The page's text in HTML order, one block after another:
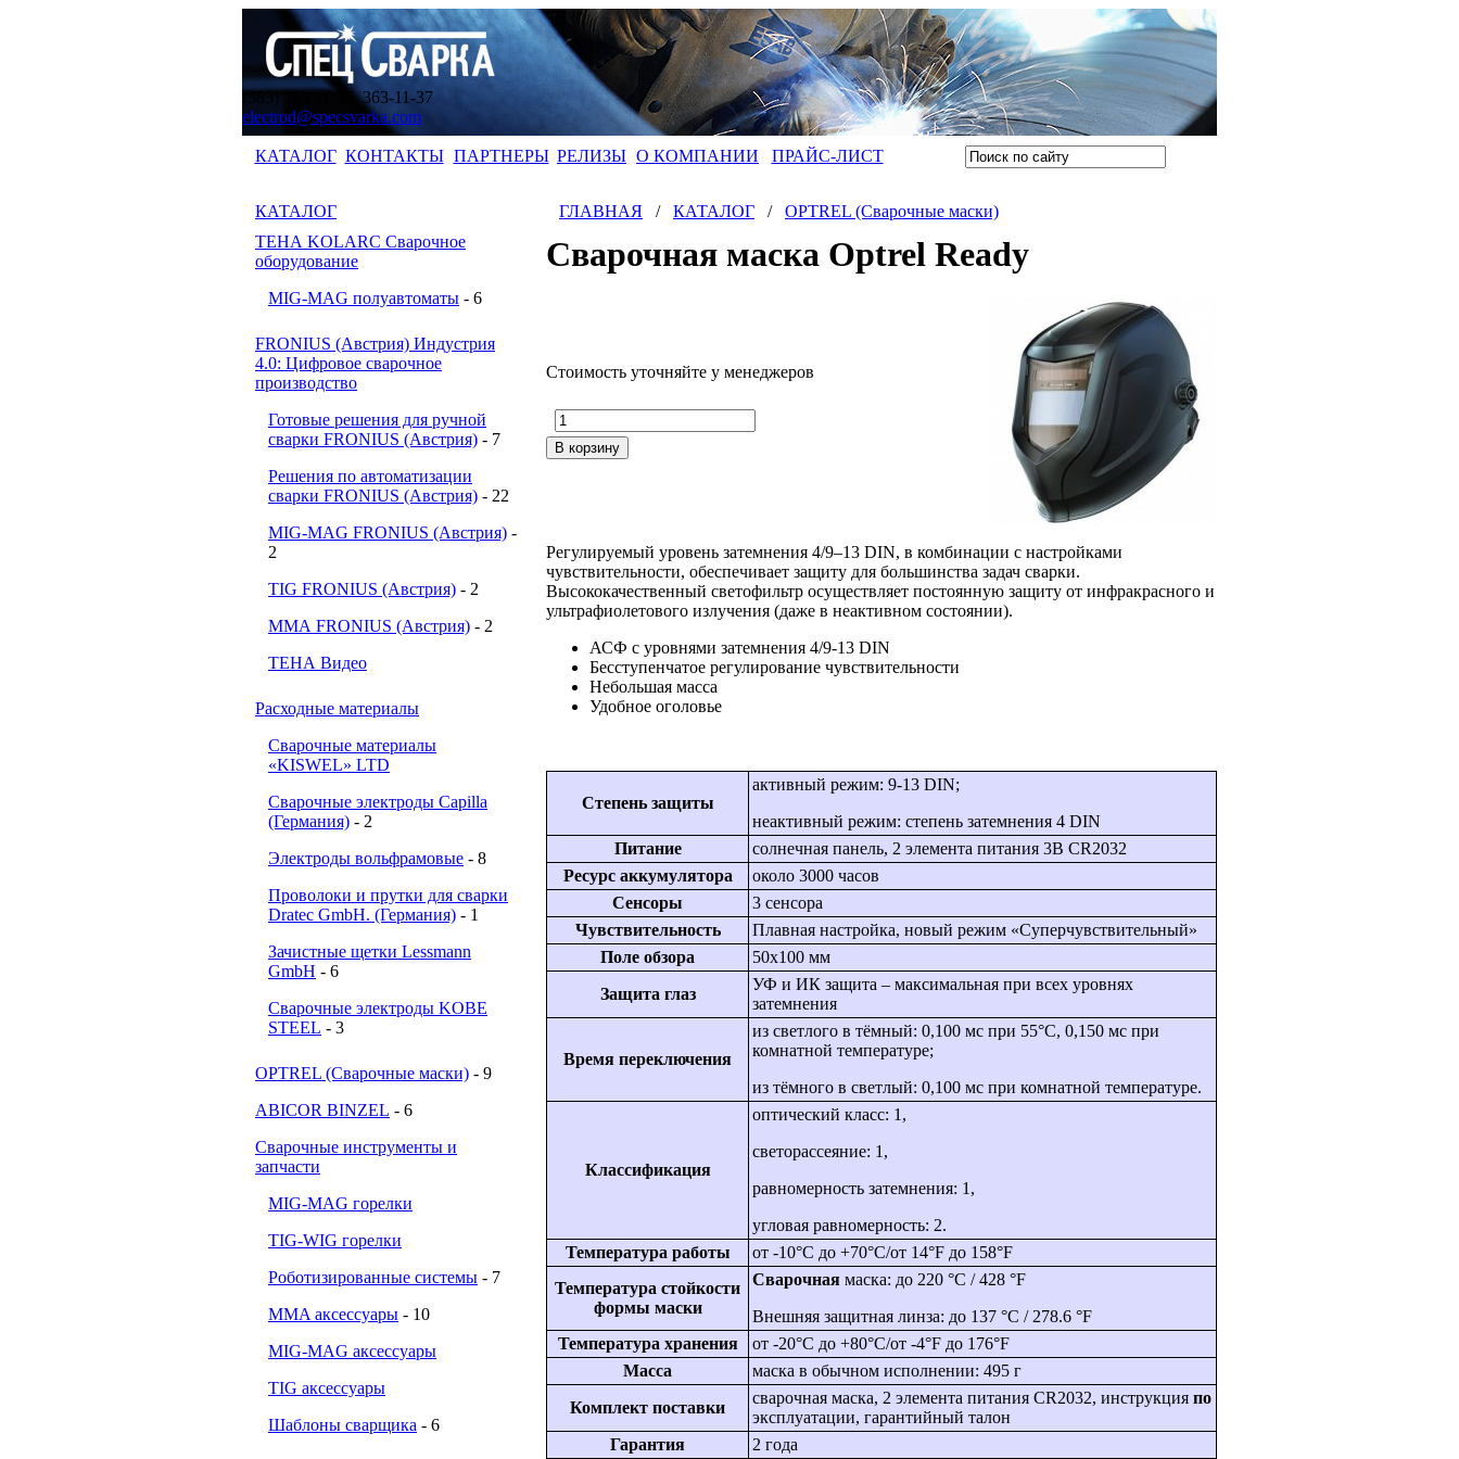
(383) 363-11-35, 363-11-37
electrod@specsvarka.com
КАТАЛОГ КОНТАКТЫ ПАРТНЕРЫ РЕЛИЗЫ О КОМПАНИИ ПРАЙС-ЛИСТ
КАТАЛОГ
ТЕНА KOLARC Сварочное
оборудование
MIG-MAG полуавтоматы - 6
FRONIUS (Австрия) Индустрия
4.0: Цифровое сварочное
производство
Готовые решения для ручной
сварки FRONIUS (Австрия) - 7
Решения по автоматизации
сварки FRONIUS (Австрия) - 22
MIG-MAG FRONIUS (Австрия) -
2
TIG FRONIUS (Австрия) - 2
ММА FRONIUS (Австрия) - 2
ТЕНА Видео
Расходные материалы
Сварочные материалы
«KISWEL» LTD
Сварочные электроды Capilla
(Германия) - 2
Электроды вольфрамовые - 8
Проволоки и прутки для сварки
Dratec GmbH. (Германия) - 1
Зачистные щетки Lessmann
GmbH - 6
Сварочные электроды KOBE
STEEL - 3
OPTREL (Сварочные маски) - 9
ABICOR BINZEL - 6
Сварочные инструменты и
запчасти
MIG-MAG горелки
TIG-WIG горелки
Роботизированные системы - 7
MMA аксессуары - 10
MIG-MAG аксессуары
TIG аксессуары
Шаблоны сварщика - 6
ГЛАВНАЯ / КАТАЛОГ / OPTREL (Сварочные маски)
Сварочная маска Optrel Ready
Стоимость уточняйте у менеджеров
Регулируемый уровень затемнения 4/9–13 DIN, в комбинации с настройками
чувствительности, обеспечивает защиту для большинства задач сварки.
Высококачественный светофильтр осуществляет постоянную защиту от инфракрасного и
ультрафиолетового излучения (даже в неактивном состоянии).
АСФ с уровнями затемнения 4/9-13 DIN
Бесступенчатое регулирование чувствительности
Небольшая масса
Удобное оголовье
Степень защиты
активный режим: 9-13 DIN;
неактивный режим: степень затемнения 4 DIN
Питание
солнечная панель, 2 элемента питания 3В CR2032
Ресурс аккумулятора
около 3000 часов
Сенсоры
3 сенсора
Чувствительность
Плавная настройка, новый режим «Суперчувствительный»
Поле обзора
50x100 мм
Защита глаз
УФ и ИК защита – максимальная при всех уровнях
затемнения
Время переключения
из светлого в тёмный: 0,100 мc при 55°C, 0,150 мс при
комнатной температуре;
из тёмного в светлый: 0,100 мc при комнатной температуре.
Классификация
оптический класс: 1,
светорассеяние: 1,
равномерность затемнения: 1,
угловая равномерность: 2.
Температура работы
от -10°C до +70°C/от 14°F до 158°F
Температура стойкости
формы маски
Сварочная маска: до 220 °C / 428 °F
Внешняя защитная линза: до 137 °C / 278.6 °F
Температура хранения
от -20°C до +80°C/от -4°F до 176°F
Масса
маска в обычном исполнении: 495 г
Комплект поставки
сварочная маска, 2 элемента питания CR2032, инструкция по
эксплуатации, гарантийный талон
Гарантия
2 года